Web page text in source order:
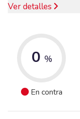
Ver detalles
0 %
En contra